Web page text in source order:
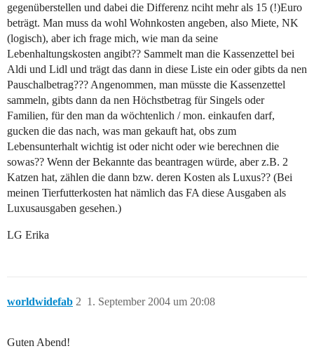
gegenüberstellen und dabei die Differenz nciht mehr als 15 (!)Euro
beträgt. Man muss da wohl Wohnkosten angeben, also Miete, NK
(logisch), aber ich frage mich, wie man da seine
Lebenhaltungskosten angibt?? Sammelt man die Kassenzettel bei
Aldi und Lidl und trägt das dann in diese Liste ein oder gibts da nen
Pauschalbetrag??? Angenommen, man müsste die Kassenzettel
sammeln, gibts dann da nen Höchstbetrag für Singels oder
Familien, für den man da wöchtenlich / mon. einkaufen darf,
gucken die das nach, was man gekauft hat, obs zum
Lebensunterhalt wichtig ist oder nicht oder wie berechnen die
sowas?? Wenn der Bekannte das beantragen würde, aber z.B. 2
Katzen hat, zählen die dann bzw. deren Kosten als Luxus?? (Bei
meinen Tierfutterkosten hat nämlich das FA diese Ausgaben als
Luxusausgaben gesehen.)
LG Erika
worldwidefab 1. September 2004 um 20:08
2
Guten Abend!